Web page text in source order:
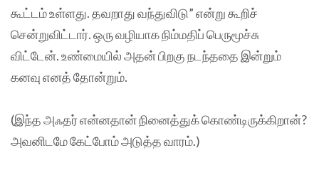
கூட்டம் உள்ளது. தவறாது வந்துவிடு” என்று கூறிச்
சென்றுவிட்டார். ஒரு வழியாக நிம்மதிப் பெருமூச்சு
விட்டேன். உண்மையில் அதன் பிறகு நடந்ததை இன்றும்
கனவு எனத் தோன்றும்.
(இந்த அஃதர் என்னதான் நினைத்துக் கொண்டிருக்கிறான்?
அவனிடமே கேட்போம் அடுத்த வாரம்.)